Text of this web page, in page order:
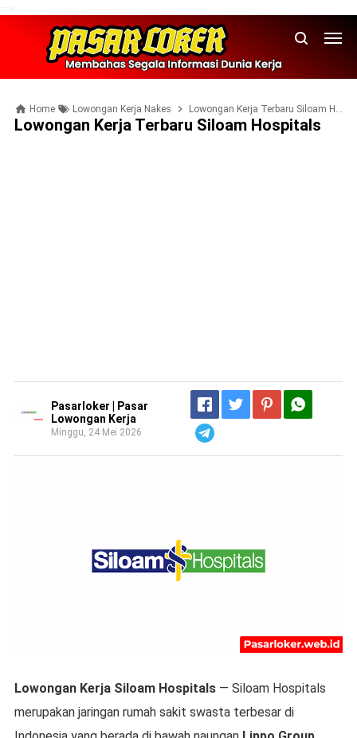
Home Lowongan Kerja Nakes Lowongan Kerja Terbaru Siloam Hospitals
Lowongan Kerja Terbaru Siloam Hospitals
Pasarloker | Pasar
Lowongan Kerja
Minggu, 24 Mei 2026
Lowongan Kerja Siloam Hospitals— Siloam Hospitals
merupakan jaringan rumah sakit swasta terbesar di